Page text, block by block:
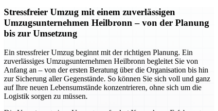
Stressfreier Umzug mit einem zuverlässigen
Umzugsunternehmen Heilbronn – von der Planung
bis zur Umsetzung
Ein stressfreier Umzug beginnt mit der richtigen Planung. Ein
zuverlässiges Umzugsunternehmen Heilbronn begleitet Sie von
Anfang an – von der ersten Beratung über die Organisation bis hin
zur Sicherung aller Gegenstände. So können Sie sich voll und ganz
auf Ihre neuen Lebensumstände konzentrieren, ohne sich um die
Logistik sorgen zu müssen.